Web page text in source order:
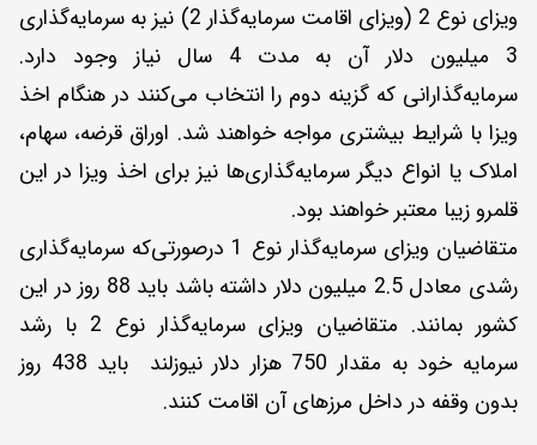
ویزای نوع 2 (ویزای اقامت سرمایه‌گذار 2) نیز به سرمایه‌گذاری
3 میلیون دلار آن به مدت 4 سال نیاز وجود دارد.
سرمایه‌گذارانی که گزینه دوم را انتخاب می‌کنند در هنگام اخذ
ویزا با شرایط بیشتری مواجه خواهند شد. اوراق ‌قرضه، سهام،
املاک یا انواع دیگر سرمایه‌گذاری‌ها نیز برای اخذ ویزا در این
قلمرو زیبا معتبر خواهند بود.
متقاضیان ویزای سرمایه‌گذار نوع 1 درصورتی‌که سرمایه‌گذاری
رشدی معادل 2.5 میلیون دلار داشته باشد باید 88 روز در این
کشور بمانند. متقاضیان ویزای سرمایه‌گذار نوع 2 با رشد
سرمایه خود به مقدار 750 هزار دلار نیوزلند باید 438 روز
بدون وقفه در داخل مرزهای آن اقامت کنند.